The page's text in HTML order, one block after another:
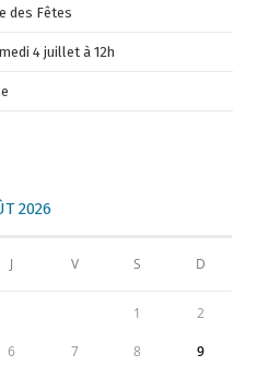
des Fêtes
4 juillet à 12h
2026
J V S D
1 2
6 7 8 9